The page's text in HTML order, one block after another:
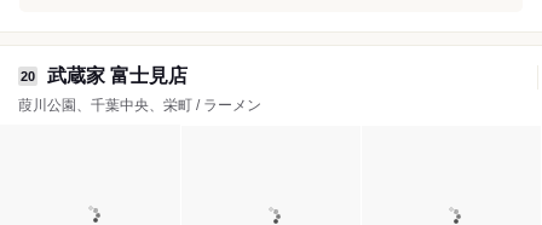
20 武蔵家 富士見店
葭川公園、千葉中央、栄町 / ラーメン